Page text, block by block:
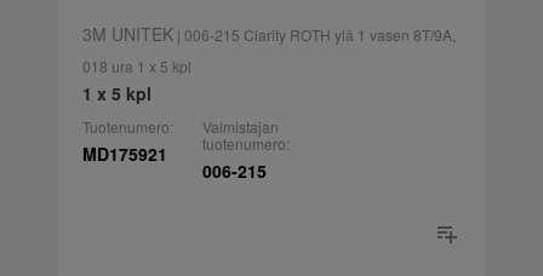
3M UNITEK| 006-215 Clarity ROTH ylä 1 vasen 8T/9A,
018 ura 1 x 5 kpl
1 x 5 kpl
Tuotenumero:
MD175921
Valmistajan
tuotenumero:
006-215